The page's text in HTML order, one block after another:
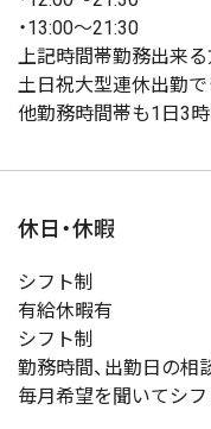
・13:00～21:30
上記時間帯勤務出来る
土日祝大型連休出勤
他勤務時間帯も1日3
休日・休暇
シフト制
有給休暇有
シフト制
勤務時間、出勤日の相
毎月希望を聞いてシフ